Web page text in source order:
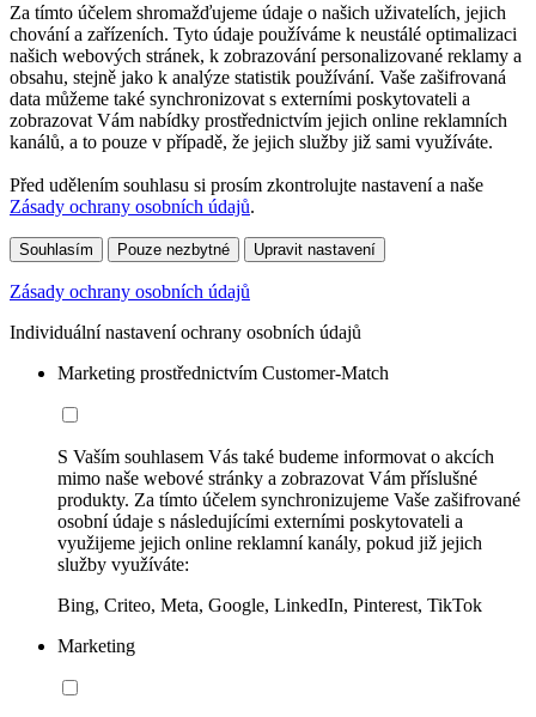
Za tímto účelem shromažďujeme údaje o našich uživatelích, jejich
chování a zařízeních. Tyto údaje používáme k neustálé optimalizaci
našich webových stránek, k zobrazování personalizované reklamy a
obsahu, stejně jako k analýze statistik používání. Vaše zašifrovaná
data můžeme také synchronizovat s externími poskytovateli a
zobrazovat Vám nabídky prostřednictvím jejich online reklamních
kanálů, a to pouze v případě, že jejich služby již sami využíváte.
Před udělením souhlasu si prosím zkontrolujte nastavení a naše
Zásady ochrany osobních údajů.
Souhlasím Pouze nezbytné Upravit nastavení
Zásady ochrany osobních údajů
Individuální nastavení ochrany osobních údajů
Marketing prostřednictvím Customer-Match
S Vaším souhlasem Vás také budeme informovat o akcích
mimo naše webové stránky a zobrazovat Vám příslušné
produkty. Za tímto účelem synchronizujeme Vaše zašifrované
osobní údaje s následujícími externími poskytovateli a
využijeme jejich online reklamní kanály, pokud již jejich
služby využíváte:
Bing, Criteo, Meta, Google, LinkedIn, Pinterest, TikTok
Marketing